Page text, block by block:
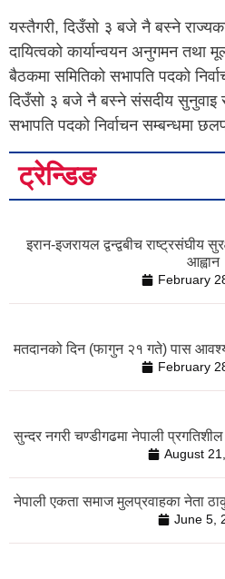
ट्रेन्डिङ
इरान-इजरायल द्वन्द्वबीच राष्ट्रसंघीय
आह्वान
February
मतदानको दिन (फागुन २१ गते) पास
February
सुन्दर नगरी चण्डीगढमा नेपाली
August
नेपाली एकता समाज मुलप्रवाहका नेता
June 5,
यस्तैगरी, दिउँसो ३ बजे नै बस्ने राज्यका
दायित्वको कार्यान्वयन अनुगमन तथा
बैठकमा समितिको सभापति पदको
दिउँसो ३ बजे नै बस्ने संसदीय सुनुवाइ
सभापति पदको निर्वाचन सम्बन्धमा